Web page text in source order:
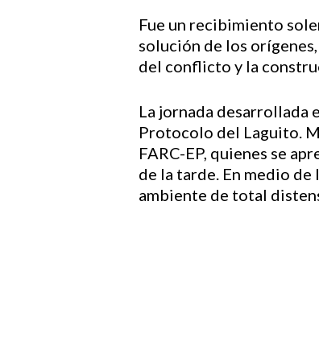
Fue un recibimiento
solución de los
del conflicto y la
La jornada desarrollada
Protocolo del Laguito.
FARC-EP, quienes se
de la tarde. En medio
ambiente de total